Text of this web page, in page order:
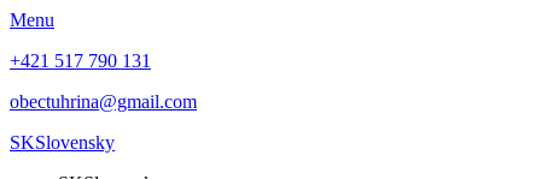
Menu
+421 517 790 131
obectuhrina@gmail.com
SKSlovensky